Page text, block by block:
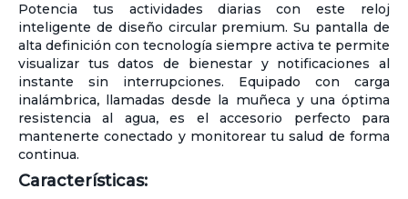
Potencia tus actividades diarias con este reloj
inteligente de diseño circular premium. Su pantalla de
alta definición con tecnología siempre activa te permite
visualizar tus datos de bienestar y notificaciones al
instante sin interrupciones. Equipado con carga
inalámbrica, llamadas desde la muñeca y una óptima
resistencia al agua, es el accesorio perfecto para
mantenerte conectado y monitorear tu salud de forma
continua.
Características: